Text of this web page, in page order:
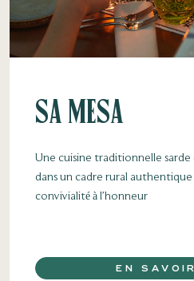
Sa Mesa
Une cuisine traditionnelle sarde
dans un cadre rural
convivialité à l’honneur
EN